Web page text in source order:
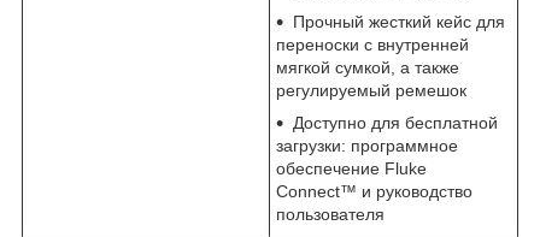
Прочный жесткий кейс для
переноски с внутренней
мягкой сумкой, а также
регулируемый ремешок
Доступно для бесплатной
загрузки: программное
обеспечение Fluke
Connect™ и руководство
пользователя